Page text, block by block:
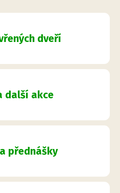
dveří
další akce
přednášky